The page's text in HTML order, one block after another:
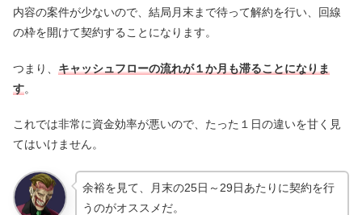
内容の案件が少ないので、結局月末まで待って解約を行い、回線
の枠を開けて契約することになります。
つまり、 キャッシュフローの流れが１か月も滞ることになりま
す。
これでは非常に資金効率が悪いので、たった１日の違いを甘く見
てはいけません。
余裕を見て、月末の25日～29日あたりに契約を行
うのがオススメだ。